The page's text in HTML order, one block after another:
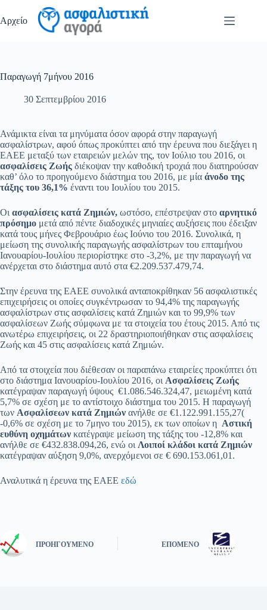
στο
περιεχόμενο
Αρχείο
Παραγωγή 7μήνου 2016
30 Σεπτεμβρίου 2016
Ανάμικτα είναι τα μηνύματα όσον αφορά στην παραγωγή
ασφαλίστρων, αφού όπως προκύπτει από την έρευνα που διεξάγει η
ΕΑΕΕ μεταξύ των εταιρειών μελών της, τον Ιούλιο του 2016, οι
ασφαλίσεις Ζωής διέκοψαν την καθοδική τροχιά που διατηρούσαν
καθ’ όλο το προηγούμενο διάστημα του 2016, με μία άνοδο της
τάξης του 36,1% έναντι του Ιουλίου του 2015.
Οι ασφαλίσεις κατά Ζημιών, ωστόσο, επέστρεψαν στο αρνητικό
πρόσημο μετά από πέντε διαδοχικές μηνιαίες αυξήσεις που έδειξαν
κατά τους μήνες Φεβρουάριο έως Ιούνιο του 2016. Συνολικά, η
μείωση της συνολικής παραγωγής ασφαλίστρων του επταμήνου
Ιανουαρίου-Ιουλίου περιορίστηκε στο -3,2%, με την παραγωγή να
ανέρχεται στο διάστημα αυτό στα €2.209.537.479,74.
Στην έρευνα της ΕΑΕΕ συνολικά ανταποκρίθηκαν 56 ασφαλιστικές
επιχειρήσεις οι οποίες συγκέντρωσαν το 94,4% της παραγωγής
ασφαλίστρων στις ασφαλίσεις κατά Ζημιών και το 99,9% των
ασφαλίσεων Ζωής σύμφωνα με τα στοιχεία του έτους 2015. Από τις
ανωτέρω επιχειρήσεις, οι 22 δραστηριοποιήθηκαν στις ασφαλίσεις
Ζωής και 45 στις ασφαλίσεις κατά Ζημιών.
Από τα στοιχεία που διέθεσαν οι παραπάνω εταιρείες προκύπτει ότι
στο διάστημα Ιανουαρίου-Ιουλίου 2016, οι Ασφαλίσεις Ζωής
κατέγραψαν παραγωγή ύψους €1.086.546.324,47, μειωμένη κατά
5,7% σε σχέση με το αντίστοιχο διάστημα του 2015. Η παραγωγή
των Ασφαλίσεων κατά Ζημιών ανήλθε σε €1.122.991.155,27(
-0,6% σε σχέση με το 7μηνο του 2015), εκ των οποίων η Αστική
ευθύνη οχημάτων κατέγραψε μείωση της τάξης του -12,8% και
ανήλθε σε €432.838.094,26, ενώ οι Λοιποί κλάδοι κατά Ζημιών
κατέγραψαν αύξηση 9,0%, ανερχόμενοι σε € 690.153.061,01.
Αναλυτικά η έρευνα της ΕΑΕΕ εδώ
ΠΡΟΗΓΟΎΜΕΝΟ ΕΠΌΜΕΝΟ